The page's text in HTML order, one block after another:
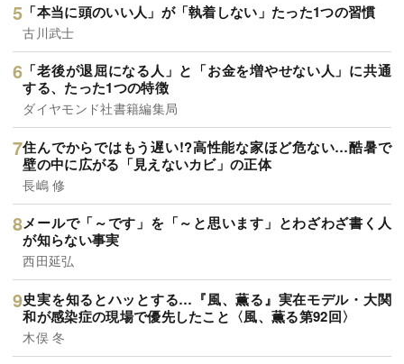
「本当に頭のいい人」が「執着しない」たった1つの習慣
古川武士
「老後が退屈になる人」と「お金を増やせない人」に共通
する、たった1つの特徴
ダイヤモンド社書籍編集局
住んでからではもう遅い!?高性能な家ほど危ない…酷暑で
壁の中に広がる「見えないカビ」の正体
長嶋 修
メールで「～です」を「～と思います」とわざわざ書く人
が知らない事実
西田延弘
史実を知るとハッとする…『風、薫る』実在モデル・大関
和が感染症の現場で優先したこと〈風、薫る第92回〉
木俣 冬